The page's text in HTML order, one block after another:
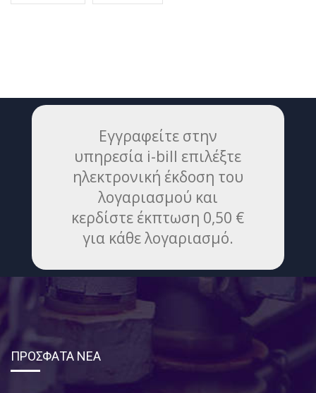
Εγγραφείτε στην
υπηρεσία i-bill επιλέξτε
ηλεκτρονική έκδοση του
λογαριασμού και
κερδίστε έκπτωση 0,50 €
για κάθε λογαριασμό.
ΠΡΟΣΦΑΤΑ ΝΕΑ